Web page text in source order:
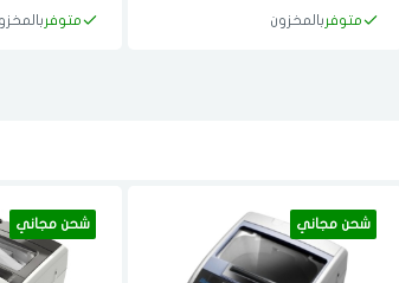
متوفر بالمخزون متوفر
شحن مجاني شحن مجاني